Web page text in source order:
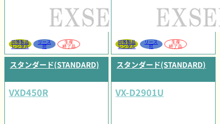
同等製品
レンタル
リース
可
生産
終了品
同等製品
レンタル
リース
可
生産
終了品
スタンダード(STANDARD)
VXD450R
スタンダード(STANDARD)
VX-D2901U